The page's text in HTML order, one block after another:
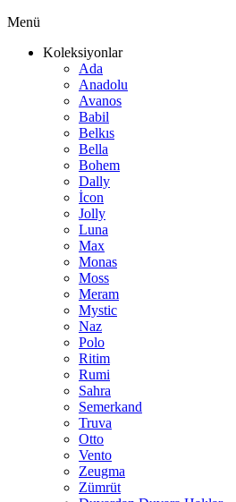
Menü
Koleksiyonlar
Ada
Anadolu
Avanos
Babil
Belkıs
Bella
Bohem
Dally
İcon
Jolly
Luna
Max
Monas
Moss
Meram
Mystic
Naz
Polo
Ritim
Rumi
Sahra
Semerkand
Truva
Otto
Vento
Zeugma
Zümrüt